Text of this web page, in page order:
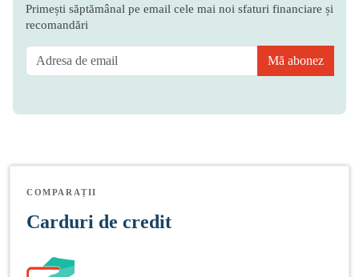
Primești săptămânal pe email cele mai noi sfaturi financiare și
recomandări
Mă abonez
COMPARAȚII
Carduri de credit